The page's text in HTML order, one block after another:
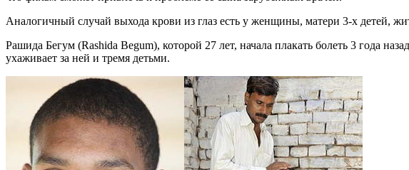
Аналогичный случай выхода крови из глаз есть у женщины, матери 3-х детей,
Рашида Бегум (Rashida Begum), которой 27 лет, начала плакать болеть 3 года
ухаживает за ней и тремя детьми.